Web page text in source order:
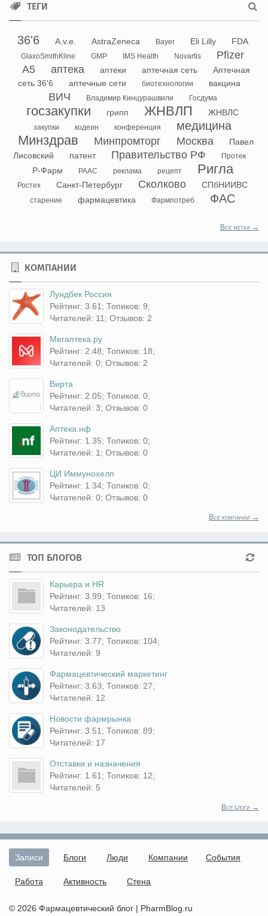
ТЕГИ
36'6 A.v.e. AstraZeneca Bayer Eli Lilly FDA
GlaxoSmithKline GMP IMS Health Novartis
Pfizer
А5
аптека аптеки аптечная сеть
Аптечная
сеть 36'6
аптечные сети биотехнологии вакцина
ВИЧ Владимир Кинцурашвили Госдума
госзакупки грипп ЖНВЛП ЖНВЛС
закупки кодеин конференция медицина
Минздрав Минпромторг Москва
Павел
Лисовский
патент Правительство РФ Протек
Р-Фарм РААС реклама рецепт Ригла
Ростех Санкт-Петербург Сколково СПбНИИВС
старение фармацевтика Фармпотреб ФАС
Все метки →
КОМПАНИИ
Лундбек Россия
Рейтинг: 3.61; Топиков: 9;
Читателей: 11; Отзывов: 2
Мегаптека.ру
Рейтинг: 2.48; Топиков: 18;
Читателей: 0; Отзывов: 2
Вирта
Рейтинг: 2.05; Топиков: 0;
Читателей: 3; Отзывов: 0
Аптека.нф
Рейтинг: 1.35; Топиков: 0;
Читателей: 1; Отзывов: 0
ЦИ Иммунохелп
Рейтинг: 1.34; Топиков: 0;
Читателей: 0; Отзывов: 0
Все компании →
ТОП БЛОГОВ
Карьера и HR
Рейтинг: 3.99; Топиков: 16;
Читателей: 13
Законодательство
Рейтинг: 3.77; Топиков: 104;
Читателей: 9
Фармацевтический маркетинг
Рейтинг: 3.63; Топиков: 27;
Читателей: 12
Новости фармрынка
Рейтинг: 3.51; Топиков: 89;
Читателей: 17
Отставки и назначения
Рейтинг: 1.61; Топиков: 12;
Читателей: 5
Все блоги →
Записи Блоги Люди Компании События
Работа Активность Стена
© 2026 Фармацевтический блог | PharmBlog.ru